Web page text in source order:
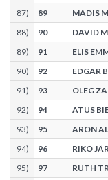
87) 89
MADIS
88) 90
DAVID
89) 91
ELIS
90) 92
EDGAR
91) 93
OLEG
92) 94
ATUS
93) 95
ARON
94) 96
RIKO
95) 97 RUTH